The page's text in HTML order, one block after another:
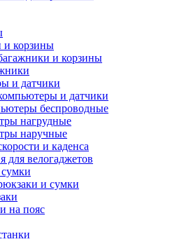
и корзины
и корзины
и датчики
и датчики
беспроводные
нагрудные
наручные
и каденса
для велогаджетов
и сумки
на пояс